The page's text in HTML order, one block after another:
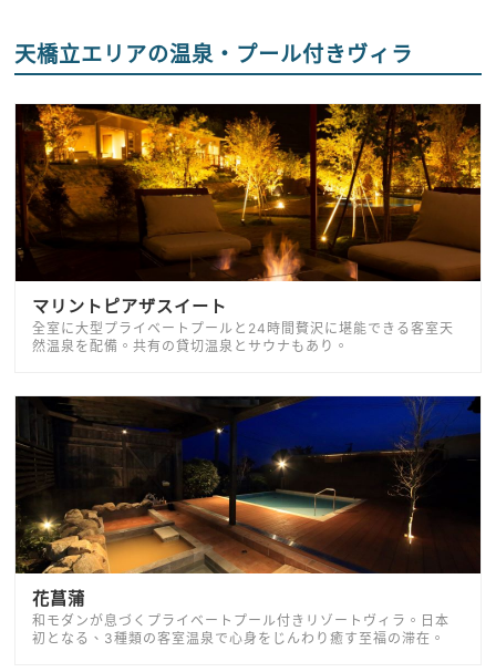
天橋立エリアの温泉・プール付きヴィラ
マリントピアザスイート
全室に大型プライベートプールと24時間贅沢に堪能できる客室天
然温泉を配備。共有の貸切温泉とサウナもあり。
花菖蒲
和モダンが息づくプライベートプール付きリゾートヴィラ。日本
初となる、3種類の客室温泉で心身をじんわり癒す至福の滞在。